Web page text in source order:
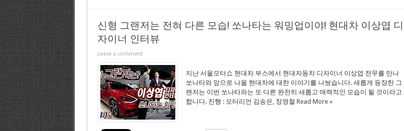
신형 그랜저는 전혀 다른 모습! 쏘나타는 워밍업이야! 현대차 이상엽 디
자이너 인터뷰
Leave a comment
지난 서울모터쇼 현대차 부스에서 현대자동차 디자이너 이상엽 전무를 만나
쏘나타와 앞으로 나올 현대차에 대한 이야기를 나눴습니다. 새롭게 등장한 그
랜저는 이번 쏘나타와는 또 다른 완전히 새롭고 매력적인 모습이 될 것이라고
합니다. 진행 : 모터리언 김송은, 정영철 Read More »